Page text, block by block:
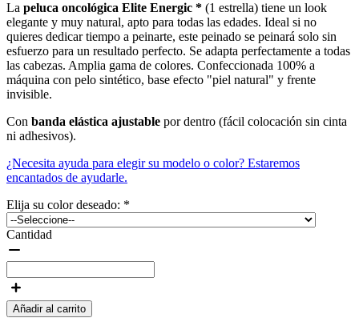
La peluca oncológica Elite Energic * (1 estrella) tiene un look
elegante y muy natural, apto para todas las edades. Ideal si no
quieres dedicar tiempo a peinarte, este peinado se peinará solo sin
esfuerzo para un resultado perfecto. Se adapta perfectamente a todas
las cabezas. Amplia gama de colores. Confeccionada 100% a
máquina con pelo sintético, base efecto "piel natural" y frente
invisible.
Con banda elástica ajustable por dentro (fácil colocación sin cinta
ni adhesivos).
¿Necesita ayuda para elegir su modelo o color? Estaremos
encantados de ayudarle.
Elija su color deseado: *
Cantidad
Añadir al carrito